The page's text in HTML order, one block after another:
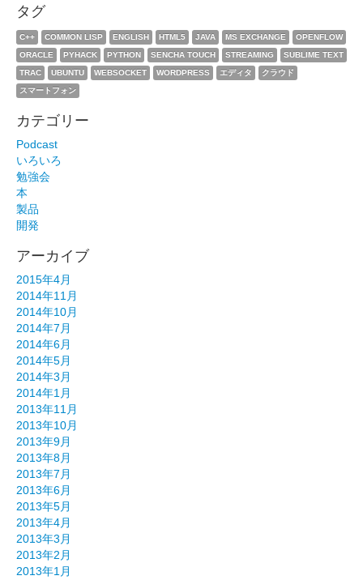
タグ
C++ COMMON LISP ENGLISH HTML5 JAVA MS EXCHANGE
OPENFLOW
ORACLE
PYHACK PYTHON SENCHA TOUCH STREAMING
SUBLIME TEXT
TRAC
UBUNTU WEBSOCKET WORDPRESS エディタ
クラウド
スマートフォン
カテゴリー
Podcast
いろいろ
勉強会
本
製品
開発
アーカイブ
2015年4月
2014年11月
2014年10月
2014年7月
2014年6月
2014年5月
2014年3月
2014年1月
2013年11月
2013年10月
2013年9月
2013年8月
2013年7月
2013年6月
2013年5月
2013年4月
2013年3月
2013年2月
2013年1月